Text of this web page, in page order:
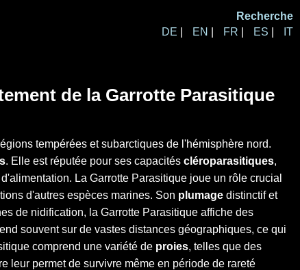
Recherche
DE
EN FR ES IT
de la Garrotte Parasitique
tempérées et subarctiques de l'hémisphère nord.
. Elle est réputée pour ses capacités cléroparasitiques,
La Garrotte Parasitique joue un rôle crucial
d'autres espèces marines. Son plumage distinctif et
de nidification, la Garrotte Parasitique affiche des
souvent sur de vastes distances géographiques, ce qui
comprend une variété de proies, telles que des
leur permet de survivre même en période de rareté